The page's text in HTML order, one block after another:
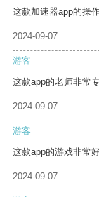
这款加速器app的操
2024-09-07
游客
这款app的老师非常
2024-09-07
游客
这款app的游戏非常
2024-09-07